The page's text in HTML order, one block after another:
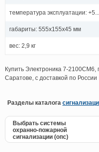
температура эксплуатации:
габариты: 555х155х45 мм
вес: 2,9 кг
Купить Электроника 7-2100СМ6,
Саратове, с доставкой по России
Разделы каталога
Выбрать системы
охранно-пожарной
сигнализации (опс)